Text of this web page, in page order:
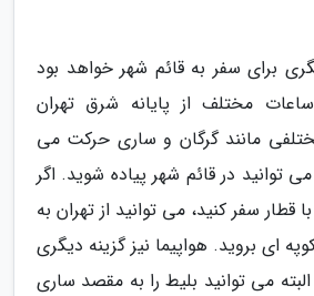
برای سفر به قائم شهر خواهد بود
مختلف از پایانه شرق تهران
مانند گرگان و ساری حرکت می
توانید در قائم شهر پیاده شوید. اگر
سفر کنید، می توانید از تهران به
ای بروید. هواپیما نیز گزینه دیگری
می توانید بلیط را به مقصد ساری